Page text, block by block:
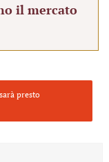
il mercato
presto